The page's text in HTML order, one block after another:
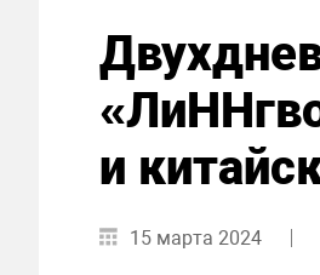
и
15 марта 2024